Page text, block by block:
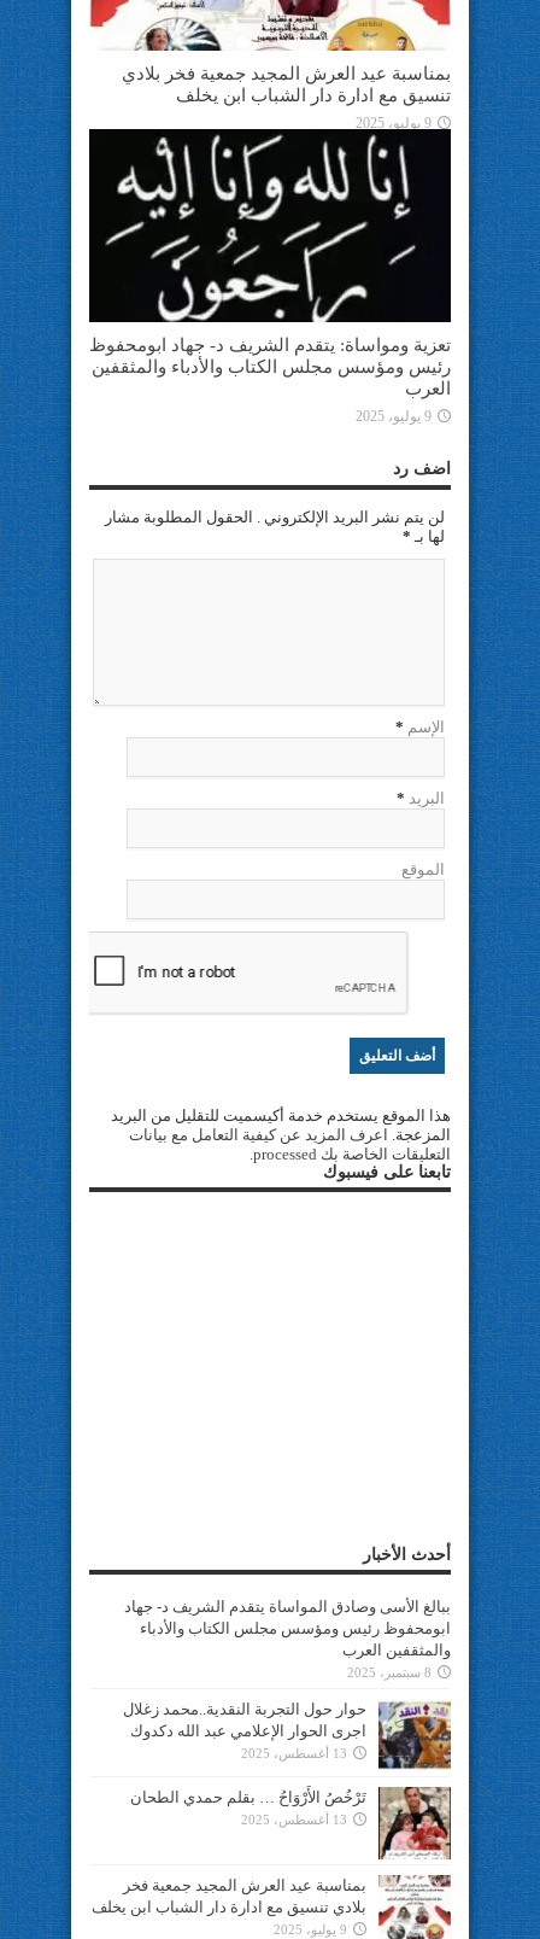
بمناسبة عيد العرش المجيد جمعية فخر بلادي
تنسيق مع ادارة دار الشباب ابن يخلف
9 يوليو، 2025
تعزية ومواساة: يتقدم الشريف د- جهاد ابومحفوظ
رئيس ومؤسس مجلس الكتاب والأدباء والمثقفين
العرب
9 يوليو، 2025
اضف رد
لن يتم نشر البريد الإلكتروني . الحقول المطلوبة مشار
لها بـ *
الإسم *
البريد *
الموقع
هذا الموقع يستخدم خدمة أكيسميت للتقليل من البريد
المزعجة. اعرف المزيد عن كيفية التعامل مع بيانات
التعليقات الخاصة بك processed
.
تابعنا على فيسبوك
أحدث الأخبار
ببالغ الأسى وصادق المواساة يتقدم الشريف د- جهاد
ابومحفوظ رئيس ومؤسس مجلس الكتاب والأدباء
والمثقفين العرب
8 سبتمبر، 2025
حوار حول التجربة النقدية..محمد زغلال
اجرى الحوار الإعلامي عبد الله دكدوك
13 أغسطس، 2025
تَرْخُصُ الأَرْوَاحُ … بقلم حمدي الطحان
13 أغسطس، 2025
بمناسبة عيد العرش المجيد جمعية فخر
بلادي تنسيق مع ادارة دار الشباب ابن يخلف
9 يوليو، 2025